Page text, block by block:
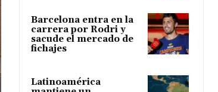
Barcelona entra en la
carrera por Rodri y
sacude el mercado de
fichajes
Latinoamérica